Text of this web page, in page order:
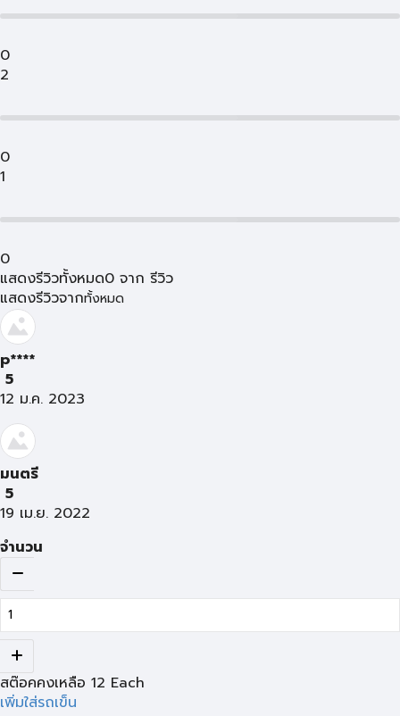
0
2
0
1
0
แสดงรีวิวทั้งหมด0 จาก รีวิว
แสดงรีวิวจากทั้งหมด
p****
5
12 ม.ค. 2023
มนตรี
5
19 เม.ย. 2022
จำนวน
สต๊อคคงเหลือ 12 Each
เพิ่มใส่รถเข็น